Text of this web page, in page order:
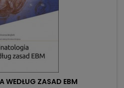
WEDŁUG ZASAD EBM